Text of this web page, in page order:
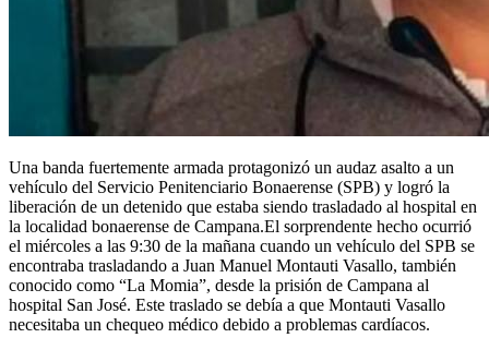
Una banda fuertemente armada protagonizó un audaz asalto a un
vehículo del Servicio Penitenciario Bonaerense (SPB) y logró la
liberación de un detenido que estaba siendo trasladado al hospital en
la localidad bonaerense de Campana.El sorprendente hecho ocurrió
el miércoles a las 9:30 de la mañana cuando un vehículo del SPB se
encontraba trasladando a Juan Manuel Montauti Vasallo, también
conocido como “La Momia”, desde la prisión de Campana al
hospital San José. Este traslado se debía a que Montauti Vasallo
necesitaba un chequeo médico debido a problemas cardíacos.